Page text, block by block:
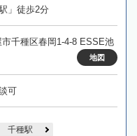
」徒歩2分
千種区春岡1-4-8 ESSE池
地図
可
千種駅